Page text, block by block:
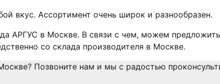
вкус. Ассортимент очень широк и разнообразен.
АРГУС в Москве. В связи с чем, можем
со склада производителя в Москве.
Позвоните нам и мы с радостью